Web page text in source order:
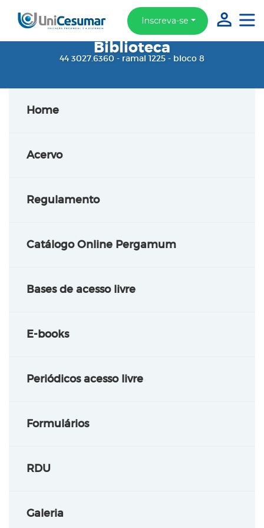
Inscreva-se
Biblioteca
44 3027.6360 - ramal 1225 - bloco 8
Home
Acervo
Regulamento
Catálogo Online Pergamum
Bases de acesso livre
E-books
Periódicos acesso livre
Formulários
RDU
Galeria